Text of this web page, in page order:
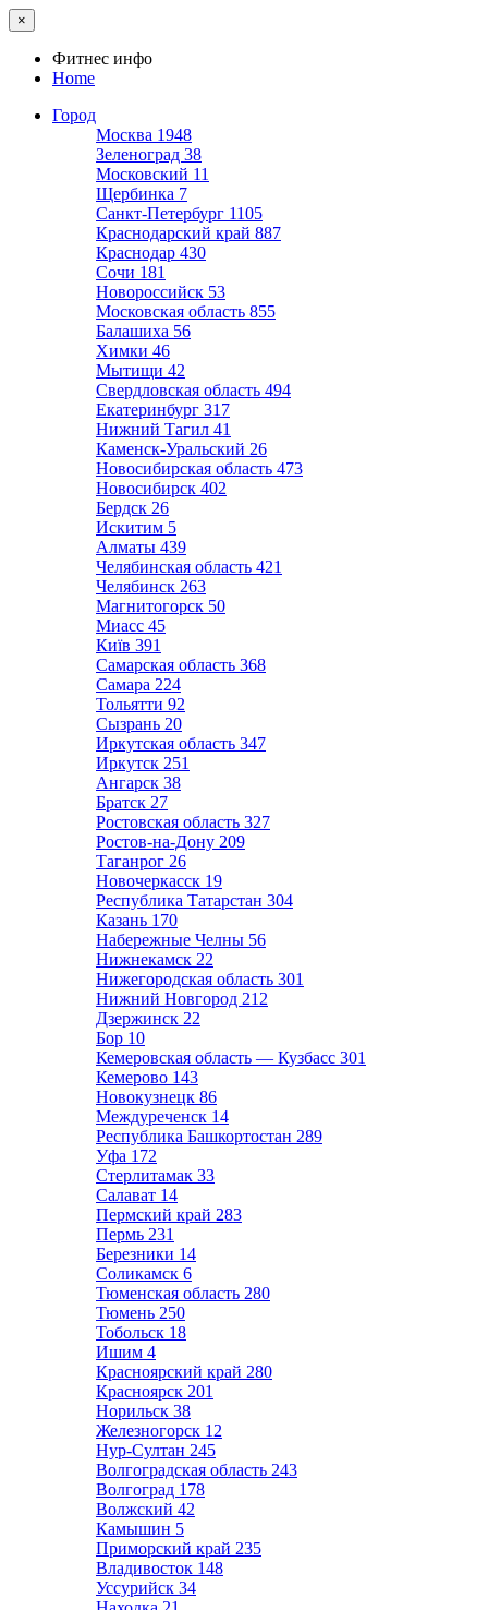
×
Фитнес инфо
Home
Город
Москва 1948
Зеленоград 38
Московский 11
Щербинка 7
Санкт-Петербург 1105
Краснодарский край 887
Краснодар 430
Сочи 181
Новороссийск 53
Московская область 855
Балашиха 56
Химки 46
Мытищи 42
Свердловская область 494
Екатеринбург 317
Нижний Тагил 41
Каменск-Уральский 26
Новосибирская область 473
Новосибирск 402
Бердск 26
Искитим 5
Алматы 439
Челябинская область 421
Челябинск 263
Магнитогорск 50
Миасс 45
Київ 391
Самарская область 368
Самара 224
Тольятти 92
Сызрань 20
Иркутская область 347
Иркутск 251
Ангарск 38
Братск 27
Ростовская область 327
Ростов-на-Дону 209
Таганрог 26
Новочеркасск 19
Республика Татарстан 304
Казань 170
Набережные Челны 56
Нижнекамск 22
Нижегородская область 301
Нижний Новгород 212
Дзержинск 22
Бор 10
Кемеровская область — Кузбасс 301
Кемерово 143
Новокузнецк 86
Междуреченск 14
Республика Башкортостан 289
Уфа 172
Стерлитамак 33
Салават 14
Пермский край 283
Пермь 231
Березники 14
Соликамск 6
Тюменская область 280
Тюмень 250
Тобольск 18
Ишим 4
Красноярский край 280
Красноярск 201
Норильск 38
Железногорск 12
Нур-Султан 245
Волгоградская область 243
Волгоград 178
Волжский 42
Камышин 5
Приморский край 235
Владивосток 148
Уссурийск 34